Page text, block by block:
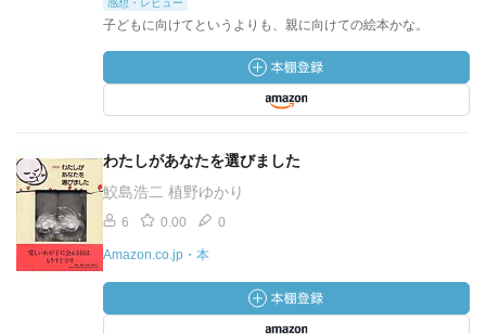
感想・レビュー
子どもに向けてというよりも、親に向けての絵本かな。
わたしがあなたを選びました
鮫島浩二 植野ゆかり
6 0.00 0
Amazon.co.jp・本